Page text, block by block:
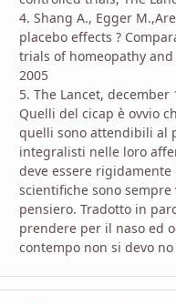
4. Shang A., Egger
placebo effects ?
trials of homeopathy
2005
5. The Lancet, december
Quelli del cicap è ovvio
quelli sono attendibili al
integralisti nelle loro
deve essere
scientifiche sono
pensiero. Tradotto in
prendere per il naso ed
contempo non si devo